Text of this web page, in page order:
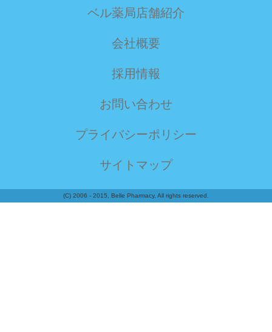
ベル薬局店舗紹介
会社概要
採用情報
お問い合わせ
プライバシーポリシー
サイトマップ
(C) 2006 - 2015, Belle Pharmacy, All rights reserved.